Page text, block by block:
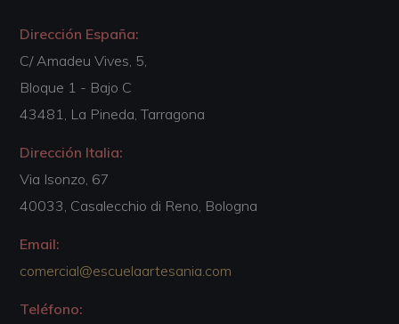
Dirección España:
C/ Amadeu Vives, 5,
Bloque 1 - Bajo C
43481, La Pineda, Tarragona
Dirección Italia:
Via Isonzo, 67
40033, Casalecchio di Reno, Bologna
Email:
comercial@escuelaartesania.com
Teléfono: